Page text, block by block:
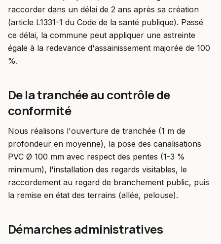
raccorder dans un délai de 2 ans après sa création
(article L1331-1 du Code de la santé publique). Passé
ce délai, la commune peut appliquer une astreinte
égale à la redevance d'assainissement majorée de 100
%.
De la tranchée au contrôle de
conformité
Nous réalisons l'ouverture de tranchée (1 m de
profondeur en moyenne), la pose des canalisations
PVC Ø 100 mm avec respect des pentes (1-3 %
minimum), l'installation des regards visitables, le
raccordement au regard de branchement public, puis
la remise en état des terrains (allée, pelouse).
Démarches administratives